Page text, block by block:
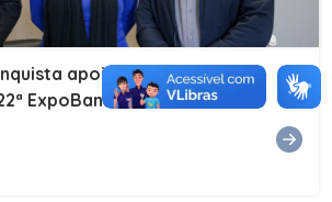
apoio do Governo do
ExpoBanana